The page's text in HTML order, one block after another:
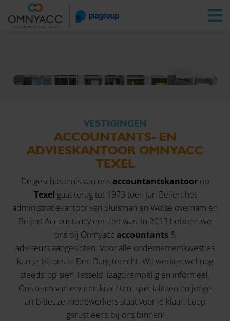
Vestigingen Zoeken
VESTIGINGEN
ACCOUNTANTS- EN
ADVIESKANTOOR OMNYACC
TEXEL
De geschiedenis van ons accountantskantoorop
Texel gaat terug tot 1973 toen Jan Beijert het
administratiekantoor van Sluisman en Wolse overnam en
Beijert Accountancy een feit was. In 2013 hebben we
ons bij Omnyacc accountants &
adviseurs aangesloten. Voor alle ondernemerskwesties
kun je bij ons in Den Burg terecht. Wij werken wel nog
steeds ‘op sien Tessels’, laagdrempelig en informeel.
Ons team van ervaren krachten, specialisten en jonge
ambitieuze medewerkers staat voor je klaar. Loop
gerust eens bij ons binnen!